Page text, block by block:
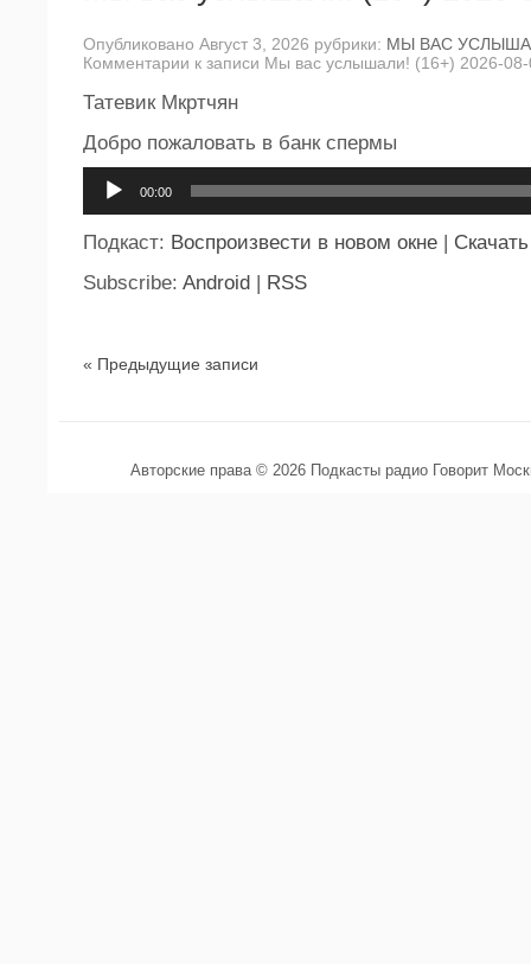
Опубликовано Август 3, 2026 рубрики: МЫ ВАС
Комментарии к записи Мы вас услышали! (16+) 2026-
Татевик Мкртчян
Добро пожаловать в банк спермы
00:00
Подкаст: Воспроизвести в новом окне | Скачать
Subscribe: Android | RSS
« Предыдущие записи
Авторские права © 2026 Подкасты радио Говорит